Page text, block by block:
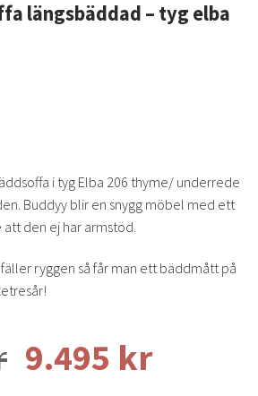
längsbäddad – tyg elba
i tyg Elba 206 thyme/ underrede
Buddyy blir en snygg möbel med ett
den ej har armstöd.
ryggen så får man ett bäddmått på
Det
9.495 krDet